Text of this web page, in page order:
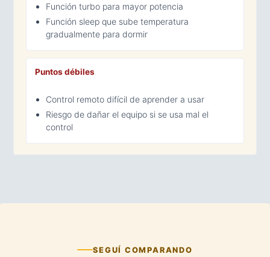
Función turbo para mayor potencia
Función sleep que sube temperatura
gradualmente para dormir
Puntos débiles
Control remoto difícil de aprender a usar
Riesgo de dañar el equipo si se usa mal el
control
SEGUÍ COMPARANDO